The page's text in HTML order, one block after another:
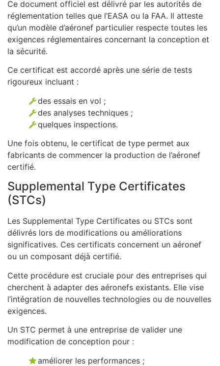
Ce document officiel est délivré par les autorités de
réglementation telles que l’EASA ou la FAA. Il atteste
qu’un modèle d’aéronef particulier respecte toutes les
exigences réglementaires concernant la conception et
la sécurité.
Ce certificat est accordé après une série de tests
rigoureux incluant :
des essais en vol ;
des analyses techniques ;
quelques inspections.
Une fois obtenu, le certificat de type permet aux
fabricants de commencer la production de l’aéronef
certifié.
Supplemental Type Certificates
(STCs)
Les Supplemental Type Certificates ou STCs sont
délivrés lors de modifications ou améliorations
significatives. Ces certificats concernent un aéronef
ou un composant déjà certifié.
Cette procédure est cruciale pour des entreprises qui
cherchent à adapter des aéronefs existants. Elle vise
l’intégration de nouvelles technologies ou de nouvelles
exigences.
Un STC permet à une entreprise de valider une
modification de conception pour :
améliorer les performances ;